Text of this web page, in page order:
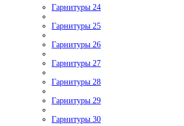
Гарнитуры 24
Гарнитуры 25
Гарнитуры 26
Гарнитуры 27
Гарнитуры 28
Гарнитуры 29
Гарнитуры 30